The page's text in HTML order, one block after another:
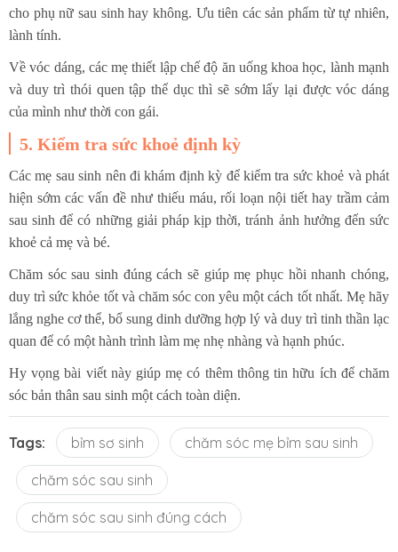
cho phụ nữ sau sinh hay không. Ưu tiên các sản phẩm từ tự nhiên,
lành tính.
Về vóc dáng, các mẹ thiết lập chế độ ăn uống khoa học, lành mạnh
và duy trì thói quen tập thể dục thì sẽ sớm lấy lại được vóc dáng
của mình như thời con gái.
5. Kiểm tra sức khoẻ định kỳ
Các mẹ sau sinh nên đi khám định kỳ để kiểm tra sức khoẻ và phát
hiện sớm các vấn đề như thiếu máu, rối loạn nội tiết hay trầm cảm
sau sinh để có những giải pháp kịp thời, tránh ảnh hưởng đến sức
khoẻ cả mẹ và bé.
Chăm sóc sau sinh đúng cách sẽ giúp mẹ phục hồi nhanh chóng,
duy trì sức khỏe tốt và chăm sóc con yêu một cách tốt nhất. Mẹ hãy
lắng nghe cơ thể, bổ sung dinh dưỡng hợp lý và duy trì tinh thần lạc
quan để có một hành trình làm mẹ nhẹ nhàng và hạnh phúc.
Hy vọng bài viết này giúp mẹ có thêm thông tin hữu ích để chăm
sóc bản thân sau sinh một cách toàn diện.
Tags: bỉm sơ sinh chăm sóc mẹ bỉm sau sinh
chăm sóc sau sinh
chăm sóc sau sinh đúng cách